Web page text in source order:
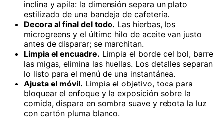
inclina y apila: la dimensión separa un plato
estilizado de una bandeja de cafetería.
Decora al final del todo. Las hierbas, los
microgreens y el último hilo de aceite van justo
antes de disparar; se marchitan.
Limpia el encuadre. Limpia el borde del bol, barre
las migas, elimina las huellas. Los detalles separan
lo listo para el menú de una instantánea.
Ajusta el móvil. Limpia el objetivo, toca para
bloquear el enfoque y la exposición sobre la
comida, dispara en sombra suave y rebota la luz
con cartón pluma blanco.